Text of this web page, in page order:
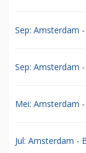
Sep: Amsterdam
Sep: Amsterdam
Mei: Amsterdam
Jul: Amsterdam -